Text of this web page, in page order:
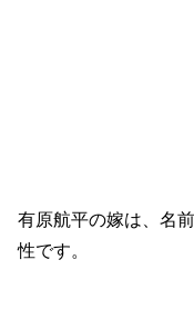
有原航平の嫁は、名
性です。